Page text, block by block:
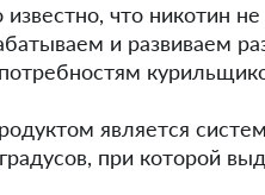
что никотин
и развиваем
является
при которой